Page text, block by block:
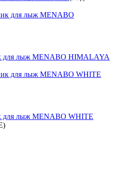
для лыж MENABO HIMALAYA
для лыж MENABO WHITE
)